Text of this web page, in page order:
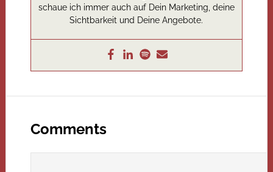
schaue ich immer auch auf Dein Marketing, deine
Sichtbarkeit und Deine Angebote.
Comments